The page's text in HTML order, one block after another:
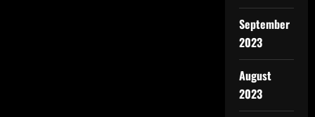
September
2023
August
2023